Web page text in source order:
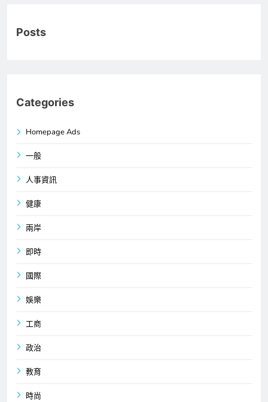
Posts
Categories
Homepage Ads
一般
人事資訊
健康
兩岸
即時
國際
娛樂
工商
政治
教育
時尚